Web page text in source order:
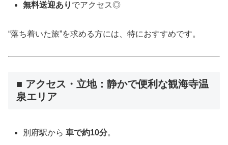
無料送迎あり でアクセス◎
“落ち着いた旅”を求める方には、特におすすめです。
■ アクセス・立地：静かで便利な観海寺温
泉エリア
別府駅から車で約10分。